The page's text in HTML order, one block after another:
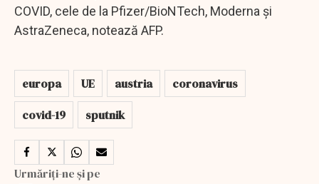
COVID, cele de la Pfizer/BioNTech, Moderna şi
AstraZeneca, notează AFP.
europa UE austria
coronavirus
covid-19
sputnik
Urmăriți-ne și pe